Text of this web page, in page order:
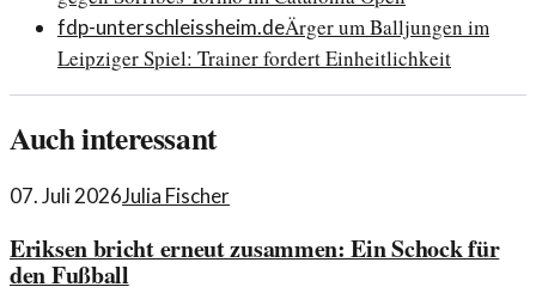
fdp-unterschleissheim.deÄrger um Balljungen im
Leipziger Spiel: Trainer fordert Einheitlichkeit
Auch interessant
07. Juli 2026Julia Fischer
Eriksen bricht erneut zusammen: Ein Schock für
den Fußball